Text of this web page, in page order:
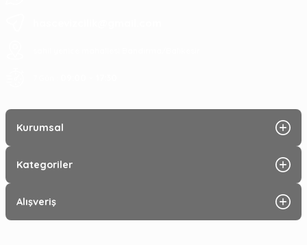
Kurumsal
Kategoriler
Alışveriş